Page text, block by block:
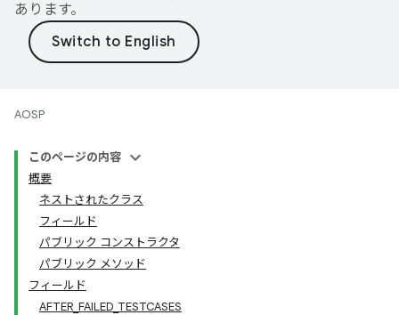
あります。
AOSP
このページの内容
概要
ネストされたクラス
フィールド
パブリック コンストラクタ
パブリック メソッド
フィールド
AFTER_FAILED_TESTCASES